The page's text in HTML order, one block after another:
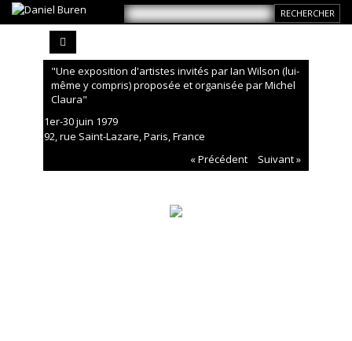
"Une exposition d'artistes invités par Ian Wilson (lui-
même y compris) proposée et organisée par Michel
Claura"
1er-30 juin 1979
92, rue Saint-Lazare, Paris, France
« Précédent
Suivant »